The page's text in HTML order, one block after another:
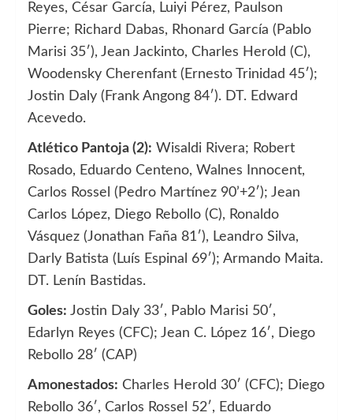
Reyes, César García, Luiyi Pérez, Paulson
Pierre; Richard Dabas, Rhonard García (Pablo
Marisi 35′), Jean Jackinto, Charles Herold (C),
Woodensky Cherenfant (Ernesto Trinidad 45′);
Jostin Daly (Frank Angong 84′). DT. Edward
Acevedo.
Atlético Pantoja (2): Wisaldi Rivera; Robert
Rosado, Eduardo Centeno, Walnes Innocent,
Carlos Rossel (Pedro Martínez 90’+2′); Jean
Carlos López, Diego Rebollo (C), Ronaldo
Vásquez (Jonathan Faña 81′), Leandro Silva,
Darly Batista (Luís Espinal 69′); Armando Maita.
DT. Lenín Bastidas.
Goles: Jostin Daly 33′, Pablo Marisi 50′,
Edarlyn Reyes (CFC); Jean C. López 16′, Diego
Rebollo 28′ (CAP)
Amonestados: Charles Herold 30′ (CFC); Diego
Rebollo 36′, Carlos Rossel 52′, Eduardo